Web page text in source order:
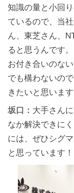
知識の量と小回
ているので、当
ん、東芝さん、
ると思うんです
お付き合いのな
でも構わないの
きたいと思います
坂口： 大手さん
なか解決できに
には、ぜひシグ
と思っています！